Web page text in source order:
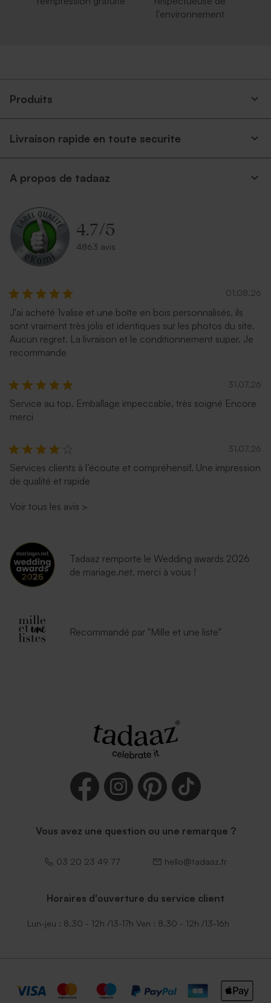
Enveloppe blanche
autocollante
Enveloppe crème
autocollante
Enveloppe communion
rouille
Enveloppe bleu ciel Enveloppe papier kraft
papier moucheté naturel
l'environnement
Produits
Livraison rapide en toute securite
A propos de tadaaz
4.7/5
4863 avis
01.08.26
J'ai acheté 1valise et une boîte en bois personnalisés, ils
sont vraiment très jolis et identiques sur les photos du site.
Aucun regret. La livraison et le conditionnement super. Je
recommande
31.07.26
Service au top. Emballage impeccable, très soigné Encore
merci
31.07.26
Services clients à l’écoute et compréhensif. Une impression
de qualité et rapide
Voir tous les avis >
Tadaaz remporte le Wedding awards 2026
de mariage.net, merci à vous !
Recommandé par "Mille et une liste"
Vous avez une question ou une remarque ?
03 20 23 49 77 hello@tadaaz.fr
Horaires d'ouverture du service client
Lun-jeu : 8.30 - 12h /13-17h Ven : 8.30 - 12h /13-16h